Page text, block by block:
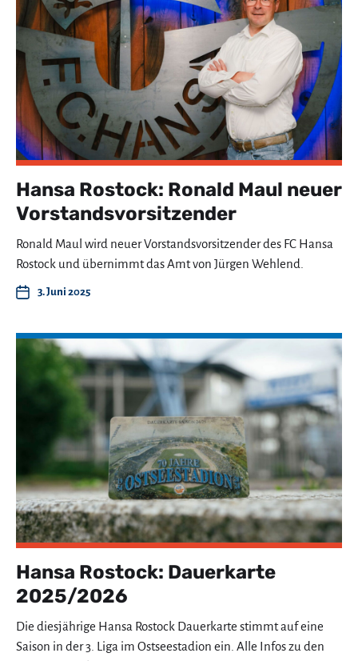
Hansa Rostock: Ronald Maul neuer
Vorstandsvorsitzender
Ronald Maul wird neuer Vorstandsvorsitzender des FC Hansa
Rostock und übernimmt das Amt von Jürgen Wehlend.
3. Juni 2025
Hansa Rostock: Dauerkarte
2025/2026
Die diesjährige Hansa Rostock Dauerkarte stimmt auf eine
Saison in der 3. Liga im Ostseestadion ein. Alle Infos zu den